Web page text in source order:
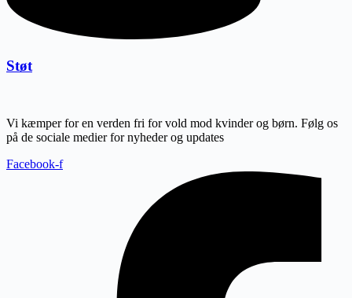
Støt
Vi kæmper for en verden fri for vold mod kvinder og børn. Følg os
på de sociale medier for nyheder og updates
Facebook-f